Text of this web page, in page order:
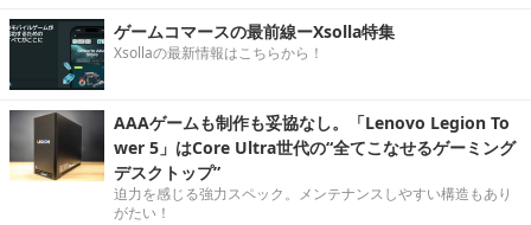
ゲームコマースの最前線ーXsolla特集
Xsollaの最新情報はこちらから！
AAAゲームも制作も妥協なし。「Lenovo Legion To
wer 5」はCore Ultra世代の“全てこなせるゲーミング
デスクトップ”
迫力を感じる強力スペック。メンテナンスしやすい構造もあり
がたい！